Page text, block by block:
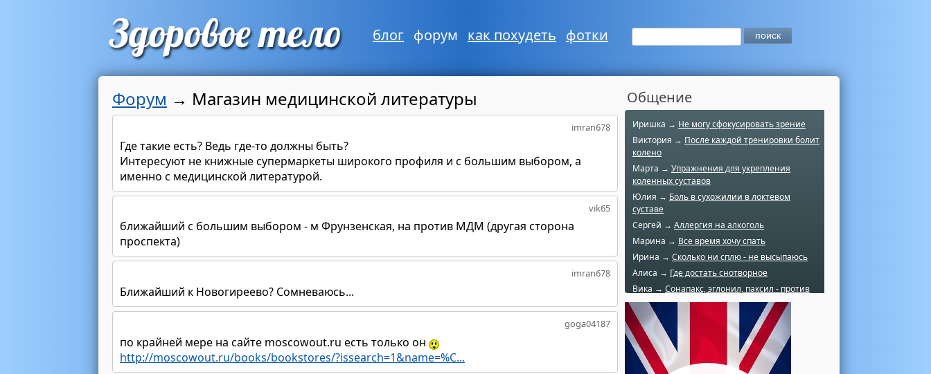
блог форум как похудеть фотки
Форум → Магазин медицинской литературы
imran678
Где такие есть? Ведь где-то должны быть?
Интересуют не книжные супермаркеты широкого профиля и с большим выбором, а
именно с медицинской литературой.
vik65
ближайший с большим выбором - м Фрунзенская, на против МДМ (другая сторона
проспекта)
imran678
Ближайший к Новогиреево? Сомневаюсь...
goga04187
по крайней мере на сайте moscowout.ru есть только он
http://moscowout.ru/books/bookstores/?issearch=1&name=%C...
Общение
Иришка → Не могу сфокусировать зрение
Виктория → После каждой тренировки болит
колено
Марта → Упражнения для укрепления
коленных суставов
Юлия → Боль в сухожилии в локтевом
суставе
Сергей → Аллергия на алкоголь
Марина → Все время хочу спать
Ирина → Сколько ни сплю - не высыпаюсь
Алиса → Где достать снотворное
Вика → Сонапакс, эглонил, паксил - против
чего?
Катерина →
Боль в колене при нагрузке
Алла →Болят коленные суставы
Паша Щ. →
Боль в коленной чашечке
Ульяна Ф. →Болят и хрустят колени